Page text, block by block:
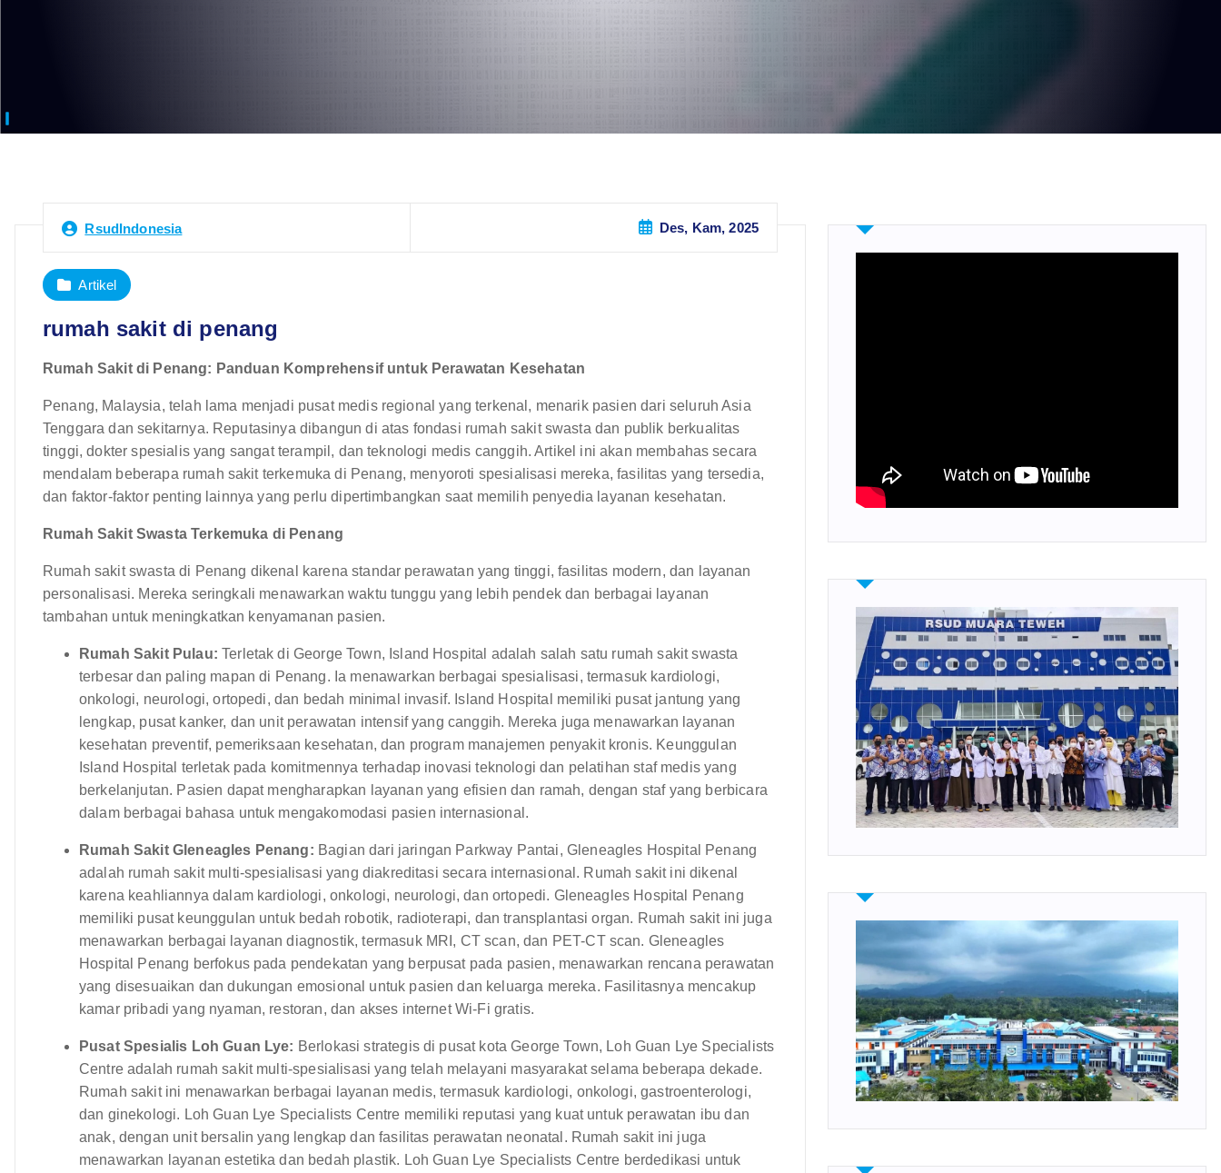
RsudIndonesia Des, Kam, 2025
Artikel
rumah sakit di penang
Rumah Sakit di Penang: Panduan Komprehensif untuk Perawatan Kesehatan
Penang, Malaysia, telah lama menjadi pusat medis regional yang terkenal, menarik pasien dari seluruh Asia
Tenggara dan sekitarnya. Reputasinya dibangun di atas fondasi rumah sakit swasta dan publik berkualitas
tinggi, dokter spesialis yang sangat terampil, dan teknologi medis canggih. Artikel ini akan membahas secara
mendalam beberapa rumah sakit terkemuka di Penang, menyoroti spesialisasi mereka, fasilitas yang tersedia,
dan faktor-faktor penting lainnya yang perlu dipertimbangkan saat memilih penyedia layanan kesehatan.
Rumah Sakit Swasta Terkemuka di Penang
Rumah sakit swasta di Penang dikenal karena standar perawatan yang tinggi, fasilitas modern, dan layanan
personalisasi. Mereka seringkali menawarkan waktu tunggu yang lebih pendek dan berbagai layanan
tambahan untuk meningkatkan kenyamanan pasien.
Rumah Sakit Pulau: Terletak di George Town, Island Hospital adalah salah satu rumah sakit swasta
terbesar dan paling mapan di Penang. Ia menawarkan berbagai spesialisasi, termasuk kardiologi,
onkologi, neurologi, ortopedi, dan bedah minimal invasif. Island Hospital memiliki pusat jantung yang
lengkap, pusat kanker, dan unit perawatan intensif yang canggih. Mereka juga menawarkan layanan
kesehatan preventif, pemeriksaan kesehatan, dan program manajemen penyakit kronis. Keunggulan
Island Hospital terletak pada komitmennya terhadap inovasi teknologi dan pelatihan staf medis yang
berkelanjutan. Pasien dapat mengharapkan layanan yang efisien dan ramah, dengan staf yang berbicara
dalam berbagai bahasa untuk mengakomodasi pasien internasional.
Rumah Sakit Gleneagles Penang: Bagian dari jaringan Parkway Pantai, Gleneagles Hospital Penang
adalah rumah sakit multi-spesialisasi yang diakreditasi secara internasional. Rumah sakit ini dikenal
karena keahliannya dalam kardiologi, onkologi, neurologi, dan ortopedi. Gleneagles Hospital Penang
memiliki pusat keunggulan untuk bedah robotik, radioterapi, dan transplantasi organ. Rumah sakit ini juga
menawarkan berbagai layanan diagnostik, termasuk MRI, CT scan, dan PET-CT scan. Gleneagles
Hospital Penang berfokus pada pendekatan yang berpusat pada pasien, menawarkan rencana perawatan
yang disesuaikan dan dukungan emosional untuk pasien dan keluarga mereka. Fasilitasnya mencakup
kamar pribadi yang nyaman, restoran, dan akses internet Wi-Fi gratis.
Pusat Spesialis Loh Guan Lye: Berlokasi strategis di pusat kota George Town, Loh Guan Lye Specialists
Centre adalah rumah sakit multi-spesialisasi yang telah melayani masyarakat selama beberapa dekade.
Rumah sakit ini menawarkan berbagai layanan medis, termasuk kardiologi, onkologi, gastroenterologi,
dan ginekologi. Loh Guan Lye Specialists Centre memiliki reputasi yang kuat untuk perawatan ibu dan
anak, dengan unit bersalin yang lengkap dan fasilitas perawatan neonatal. Rumah sakit ini juga
menawarkan layanan estetika dan bedah plastik. Loh Guan Lye Specialists Centre berdedikasi untuk